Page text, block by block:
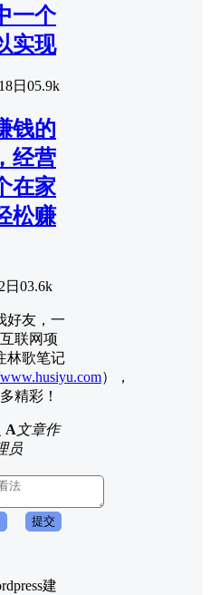
一个
实现
日 05.9k
钱的
经营
在家
松赚
日 03.6k
好友，一
联网项
林歌笔记
），
精彩！
A文章作
员
提交
建